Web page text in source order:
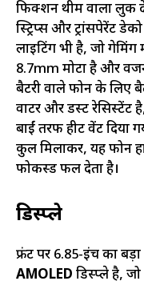
फिक्शन थीम वाला लुक
स्ट्रिप्स और ट्रांसपेरेंट
लाइटिंग भी है, जो
8.7mm मोटा है और
बैटरी वाले फोन के लिए
वाटर और डस्ट रेसिस्टेंट
बाईं तरफ हीट वेंट दिया
कुल मिलाकर, यह फोन
फोकस्ड फील देता है।
डिस्प्ले
फ्रंट पर 6.85-इंच का बड़ा
AMOLED डिस्प्ले है,